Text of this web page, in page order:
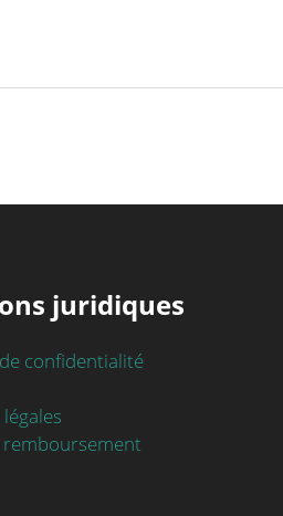
juridiques
confidentialité